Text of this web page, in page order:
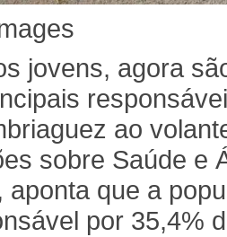
jovens, agora
ao
sobre Saúde e
aponta que a
por 35,4%